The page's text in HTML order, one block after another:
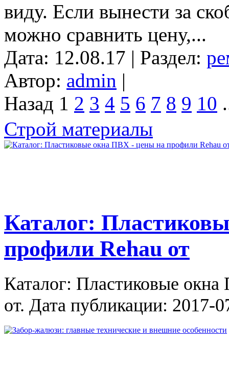
виду. Если вынести за
можно сравнить цену,...
Дата: 12.08.17 | Раздел:
Автор: admin |
Назад 1 2 3 4 5 6 7 8 9 10
Строй материалы
Каталог:
профили Rehau от
Каталог: Пластиковые
от. Дата публикации: 2017-